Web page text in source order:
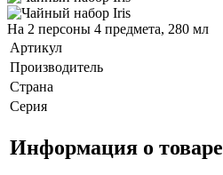
На 2 персоны 4 предмета, 280 мл
Артикул
Производитель
Страна
Серия
Информация о товаре